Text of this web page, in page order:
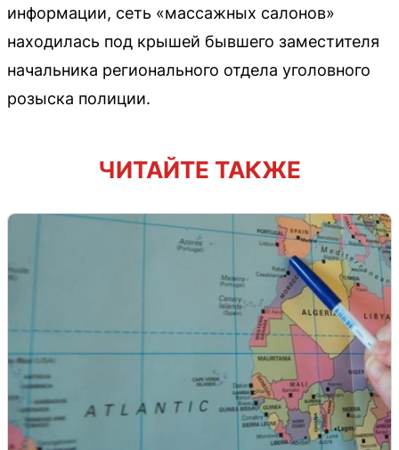
информации, сеть «массажных салонов»
находилась под крышей бывшего заместителя
начальника регионального отдела уголовного
розыска полиции.
ЧИТАЙТЕ ТАКЖЕ